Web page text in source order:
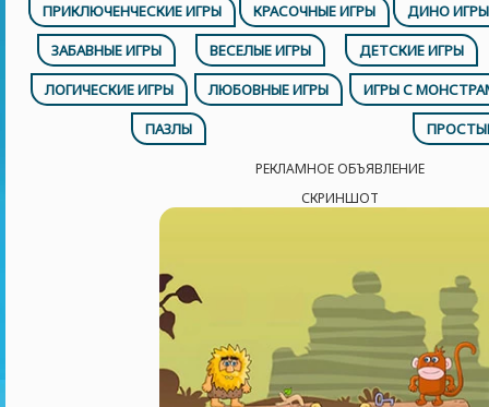
ПРИКЛЮЧЕНЧЕСКИЕ ИГРЫ КРАСОЧНЫЕ ИГРЫ
ДИНО ИГРЫ
ЗАБАВНЫЕ ИГРЫ
ВЕСЕЛЫЕ ИГРЫ
ДЕТСКИЕ ИГРЫ
ЛОГИЧЕСКИЕ ИГРЫ
ЛЮБОВНЫЕ ИГРЫ
ИГРЫ С
ПАЗЛЫ
РЕКЛАМНОЕ ОБЪЯВЛЕНИЕ
СКРИНШОТ